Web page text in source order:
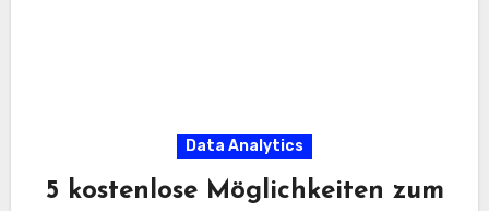
Data Analytics
5 kostenlose Möglichkeiten zum